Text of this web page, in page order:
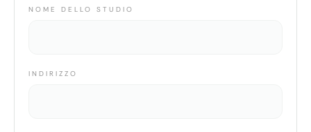
NOME DELLO STUDIO
INDIRIZZO